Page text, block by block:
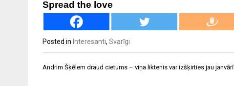
Spread the love
Posted in Interesanti, Svarīgi
Ziņu
Andrim Šķēlem draud cietums – viņa liktenis var izšķirties jau janvārī